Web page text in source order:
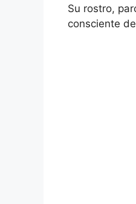
Su rostro,
consciente